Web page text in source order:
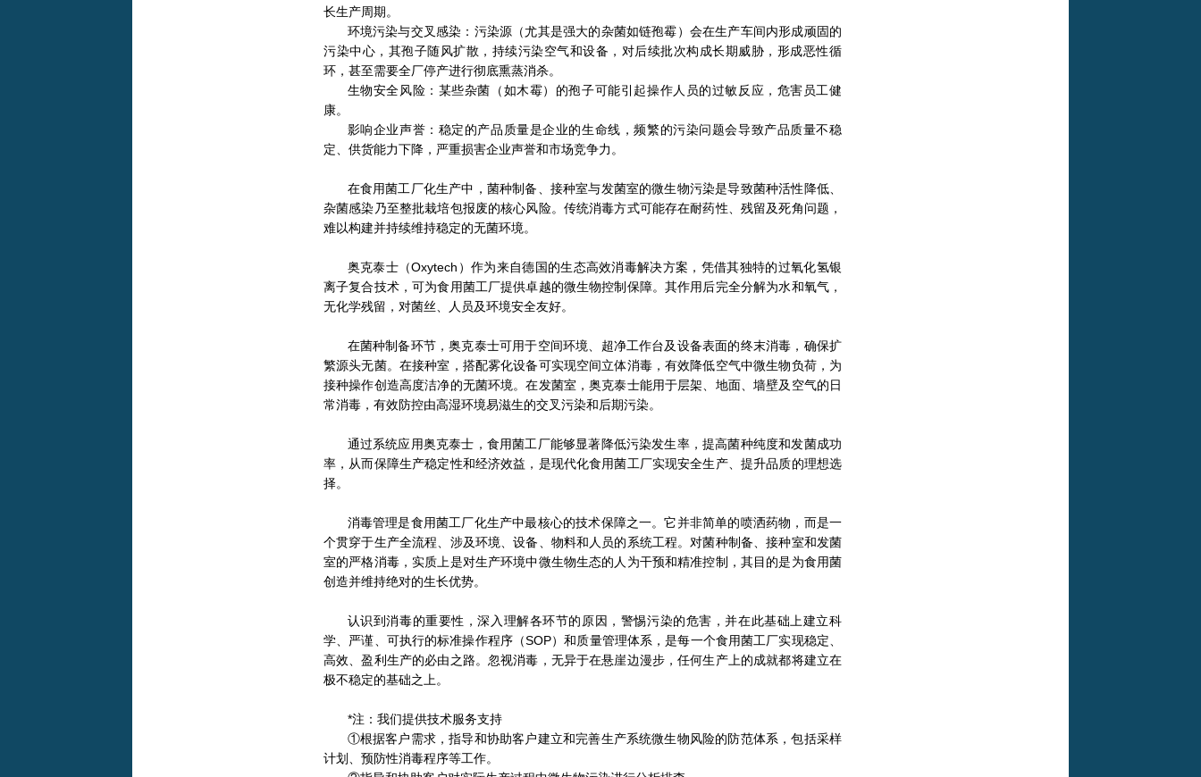
长生产周期。
环境污染与交叉感染：污染源（尤其是强大的杂菌如链孢霉）会在生产车间内形成顽固的
污染中心，其孢子随风扩散，持续污染空气和设备，对后续批次构成长期威胁，形成恶性循
环，甚至需要全厂停产进行彻底熏蒸消杀。
生物安全风险：某些杂菌（如木霉）的孢子可能引起操作人员的过敏反应，危害员工健
康。
影响企业声誉：稳定的产品质量是企业的生命线，频繁的污染问题会导致产品质量不稳
定、供货能力下降，严重损害企业声誉和市场竞争力。
在食用菌工厂化生产中，菌种制备、接种室与发菌室的微生物污染是导致菌种活性降低、
杂菌感染乃至整批栽培包报废的核心风险。传统消毒方式可能存在耐药性、残留及死角问题，
难以构建并持续维持稳定的无菌环境。
奥克泰士（Oxytech）作为来自德国的生态高效消毒解决方案，凭借其独特的过氧化氢银
离子复合技术，可为食用菌工厂提供卓越的微生物控制保障。其作用后完全分解为水和氧气，
无化学残留，对菌丝、人员及环境安全友好。
在菌种制备环节，奥克泰士可用于空间环境、超净工作台及设备表面的终末消毒，确保扩
繁源头无菌。在接种室，搭配雾化设备可实现空间立体消毒，有效降低空气中微生物负荷，为
接种操作创造高度洁净的无菌环境。在发菌室，奥克泰士能用于层架、地面、墙壁及空气的日
常消毒，有效防控由高湿环境易滋生的交叉污染和后期污染。
通过系统应用奥克泰士，食用菌工厂能够显著降低污染发生率，提高菌种纯度和发菌成功
率，从而保障生产稳定性和经济效益，是现代化食用菌工厂实现安全生产、提升品质的理想选
择。
消毒管理是食用菌工厂化生产中最核心的技术保障之一。它并非简单的喷洒药物，而是一
个贯穿于生产全流程、涉及环境、设备、物料和人员的系统工程。对菌种制备、接种室和发菌
室的严格消毒，实质上是对生产环境中微生物生态的人为干预和精准控制，其目的是为食用菌
创造并维持绝对的生长优势。
认识到消毒的重要性，深入理解各环节的原因，警惕污染的危害，并在此基础上建立科
学、严谨、可执行的标准操作程序（SOP）和质量管理体系，是每一个食用菌工厂实现稳定、
高效、盈利生产的必由之路。忽视消毒，无异于在悬崖边漫步，任何生产上的成就都将建立在
极不稳定的基础之上。
*注：我们提供技术服务支持
①根据客户需求，指导和协助客户建立和完善生产系统微生物风险的防范体系，包括采样
计划、预防性消毒程序等工作。